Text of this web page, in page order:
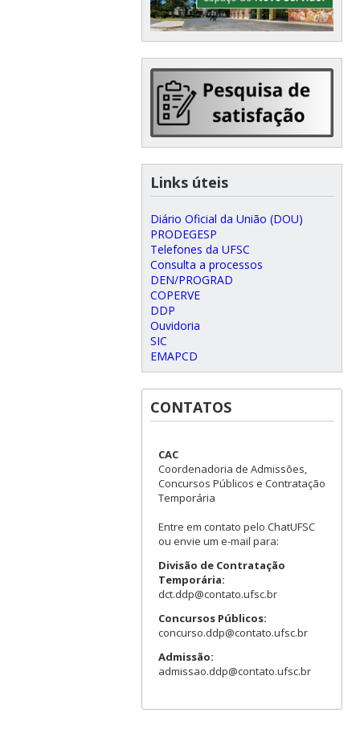
Links úteis
Diário Oficial da União (DOU)
PRODEGESP
Telefones da UFSC
Consulta a processos
DEN/PROGRAD
COPERVE
DDP
Ouvidoria
SIC
EMAPCD
CONTATOS
CAC
Coordenadoria de Admissões,
Concursos Públicos e Contratação
Temporária
Entre em contato pelo ChatUFSC
ou envie um e-mail para:
Divisão de Contratação
Temporária:
dct.ddp@contato.ufsc.br
Concursos Públicos:
concurso.ddp@contato.ufsc.br
Admissão:
admissao.ddp@contato.ufsc.br